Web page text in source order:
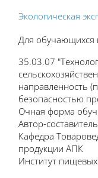
Экологическая
Для обучающихся
35.03.07
направленность
безопасностью
Очная форма
Автор-
Кафедра
продукции АПК
Институт